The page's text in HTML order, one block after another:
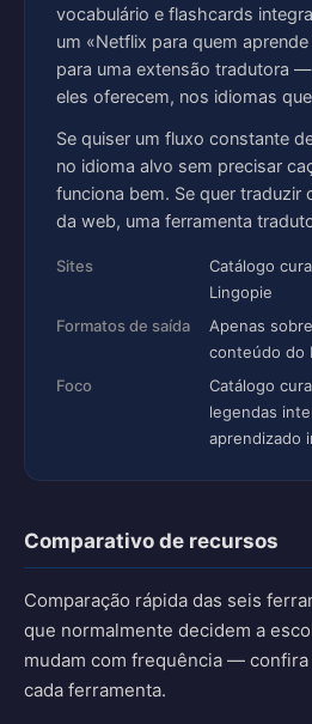
vocabulário e flashcards
um «Netflix para quem
para uma extensão tradutora
eles oferecem, nos idiomas
Se quiser um fluxo constante
no idioma alvo sem precisar
funciona bem. Se quer traduzir
da web, uma ferramenta
Sites
Catálogo
Lingopie
Formatos de saída
Apenas
conteúdo do
Foco
Catálogo
legendas
aprendizado
Comparativo de recursos
Comparação rápida das seis
que normalmente decidem a
mudam com frequência —
cada ferramenta.